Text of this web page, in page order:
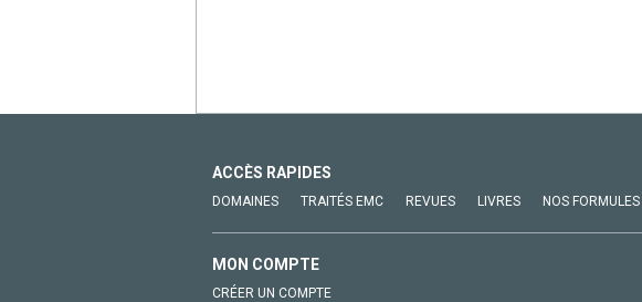
ACCÈS RAPIDES
DOMAINES TRAITÉS EMC REVUES LIVRES NOS
MON COMPTE
CRÉER UN COMPTE